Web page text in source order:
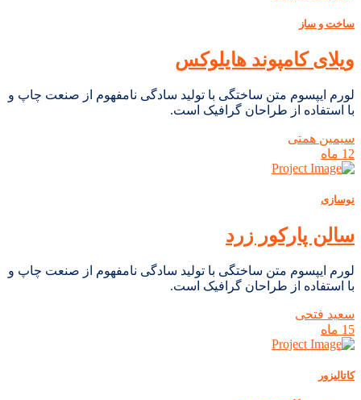
ساخت و ساز
ویلای کامپوند هایلوکس
لورم ایپسوم متن ساختگی با تولید سادگی نامفهوم از صنعت چاپ و
با استفاده از طراحان گرافیک است.
سیمین همتی
12 ماه
نوسازی
سالن پارکور زرد
لورم ایپسوم متن ساختگی با تولید سادگی نامفهوم از صنعت چاپ و
با استفاده از طراحان گرافیک است.
سعید فتحی
15 ماه
کاتالیزور